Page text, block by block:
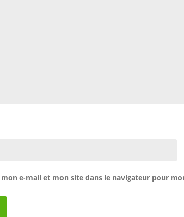
e-mail et mon site dans le navigateur pour